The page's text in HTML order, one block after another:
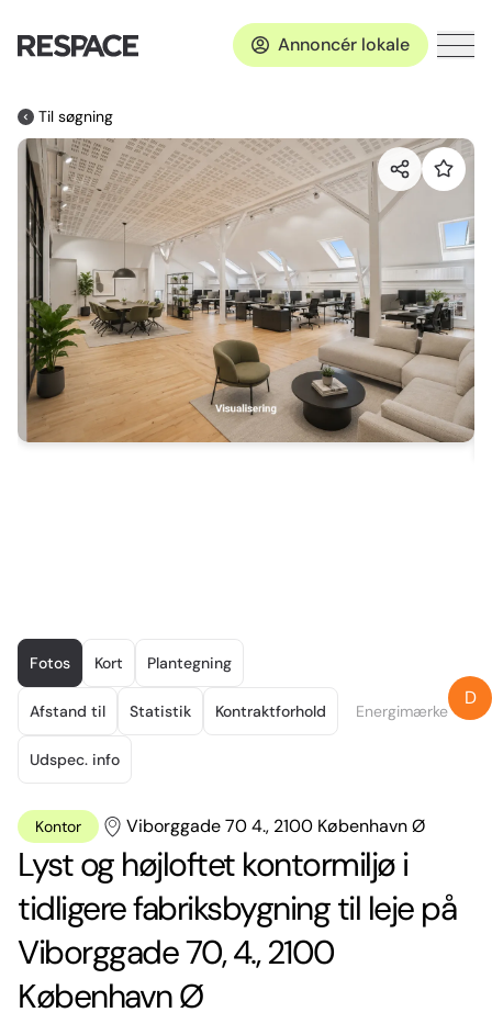
Annoncér lokale
Til søgning
of
12
Fotos Kort Plantegning
Afstand til Statistik Kontraktforhold
Udspec. info
Energimærke
D
Kontor Viborggade 70 4., 2100 København Ø
Lyst og højloftet kontormiljø i
tidligere fabriksbygning til leje på
Viborggade 70, 4., 2100
København Ø